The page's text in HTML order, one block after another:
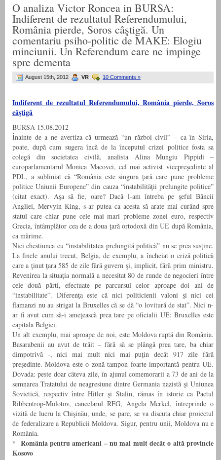
O analiza Victor Roncea in BURSA:
Indiferent de rezultatul Referendumului,
România pierde, Soros câştigă. Un
comentariu psiho-politic de MAKE: Elogiu
minciunii. Un Referendum care ne impinge
spre dementa
August 15th, 2012 VR 10 Comments »
Indiferent de rezultatul Referendumului, România pierde, Soros
câştigă
BURSA 15.08.2012
Înainte de a ne avertiza că urmează “un război civil” – ca în Siria,
poate, după cum sugera încă de la începutul crizei politice fosta sa
colegă din societatea civilă, analista Alina Mungiu Pippidi –
europarlamentarul Monica Macovei, cel mai activist vicepreşedinte al
PDL, a subliniat că “România este singura ţară care pune probleme
politice Uniunii Europene” din cauza “instabilităţii prelungite politice”
(citat exact). Aşa să fie, oare? Dacă l-am întreba pe şeful Băncii
Angliei, Mervyin King, s-ar putea ca acesta să arate mai curând spre
statul care chiar pune cele mai mari probleme zonei euro, respectiv
Grecia, întâmplător cea de a doua ţară ortodoxă din UE după România,
ca mărime.
Nici chestiunea cu “instabilitatea prelungită politică” nu se prea susţine.
La finele anului trecut, Belgia, de exemplu, a încheiat o criză politică
care a ţinut ţara 585 de zile fără guvern şi, implicit, fără prim ministru.
Revenirea la situaţia normală a necesitat 80 de runde de negocieri între
cele două părti, efectuate pe parcursul celor aproape doi ani de
“instabilitate”. Diferenţa este că nici politicienii valoni şi nici cei
flamanzi nu au strigat la Bruxelles că se dă “o lovitură de stat”. Nici n-
ar fi avut cum să-i ameţească prea tare pe oficialii UE: Bruxelles este
capitala Belgiei.
Un alt exemplu, mai aproape de noi, este Moldova ruptă din România.
Basarabenii au avut de trăit – fără să se plângă prea tare, ba chiar
dimpotrivă -, nici mai mult nici mai puţin decât 917 zile fără
preşedinte. Moldova este o zonă tampon foarte importantă pentru UE.
Dovada: peste doar câteva zile, în ajunul comemorarii a 73 de ani de la
semnarea Tratatului de neagresiune dintre Germania nazistă şi Uniunea
Sovietică, respectiv între Hitler şi Stalin, rămas în istorie ca Pactul
Ribbentrop-Molotov, cancelarul RFG, Angela Merkel, întreprinde o
vizită de lucru la Chişinău, unde, se pare, se va discuta chiar proiectul
de federalizare a Republicii Moldova. Sigur, pentru unii, Moldova nu e
România.
* România pentru americani – nu mai mult decât o altă provincie
Kosovo